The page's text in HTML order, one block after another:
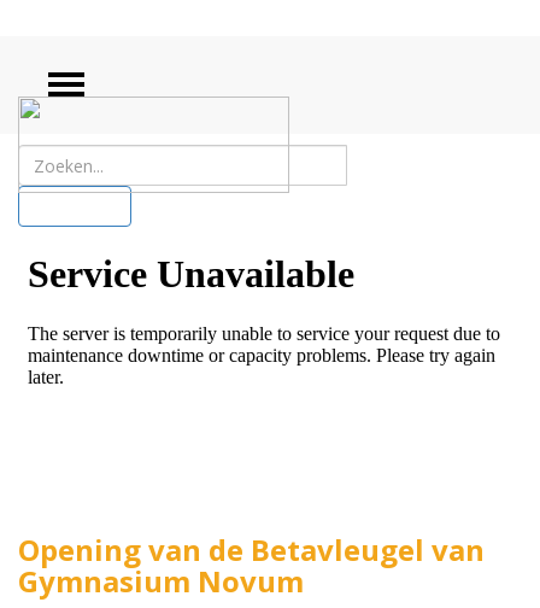
Opening van de Betavleugel van
Gymnasium Novum